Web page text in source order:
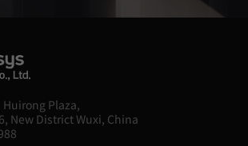
Plaza,
New District Wuxi, China